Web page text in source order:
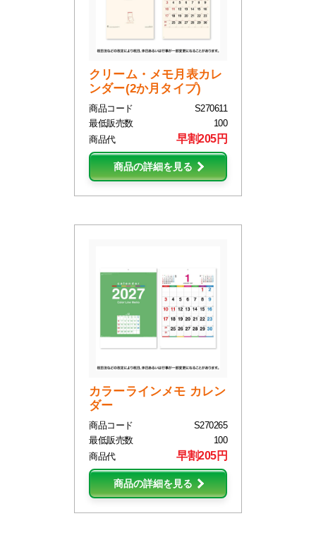
クリーム・メモ月表カレ
ンダー(2か月タイプ)
商品コード
S270611
最低販売数
100
商品代
早割205円
商品の詳細を見る
カラーラインメモ カレン
ダー
商品コード
S270265
最低販売数
100
商品代
早割205円
商品の詳細を見る